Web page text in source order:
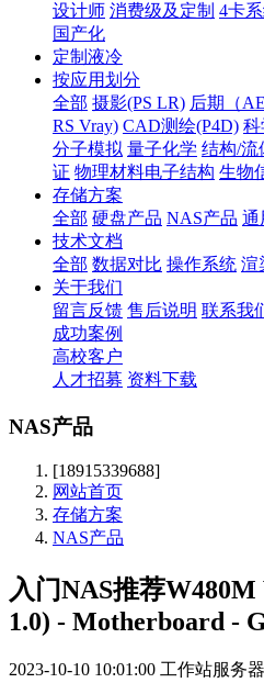
设计师 消费级及定制 4卡
国产化
定制液冷
按应用划分
全部 摄影(PS LR) 后期（AE
RS Vray) CAD测绘(P4D) 科
分子模拟 量子化学 结构/流
证 物理材料电子结构 生物
存储方案
全部 硬盘产品 NAS产品 通
技术文档
全部 数据对比 操作系统 渲
关于我们
留言反馈 售后说明 联系我
成功案例
高校客户
人才招募 资料下载
NAS产品
[18915339688]
网站首页
存储方案
NAS产品
入门NAS推荐
1.0) - Motherboard -
2023-10-10 10:01:00 工作站服务器